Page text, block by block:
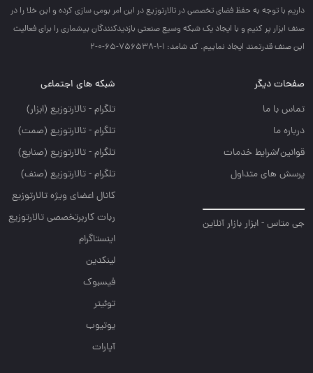
داريم با توجه به حفظ فضاي تخصصي در تالارتوزيع در اين امر بومي سازي كرده و اين خلا را در
صنف ابزار پر كنيم و با ايجاد يك شبكه وسيع صنعتي بازديدكنندگان بيشماري را براي فعاليت
اين صنف قدرتمند ايجاد نماييم. کد شامد: 1-1-756538-65-0-2
صفحات دیگر
تماس با ما
درباره ما
قوانین/شرایط خدمات
پرسش های متداول
جی متاس - ابزار بازار آنلاین
شبکه های اجتماعی
تلگرام - تالارتوزيع (ابزار)
تلگرام - تالارتوزيع (صمت)
تلگرام - تالارتوزيع (صنايع)
تلگرام - تالارتوزیع (صنف)
کانال اعضای ویژه تالارتوزیع
ربات کاربرتخصصی تالارتوزیع
اینستاگرام
لینکدین
فیسبوک
توئیتر
یوتیوب
آپارات